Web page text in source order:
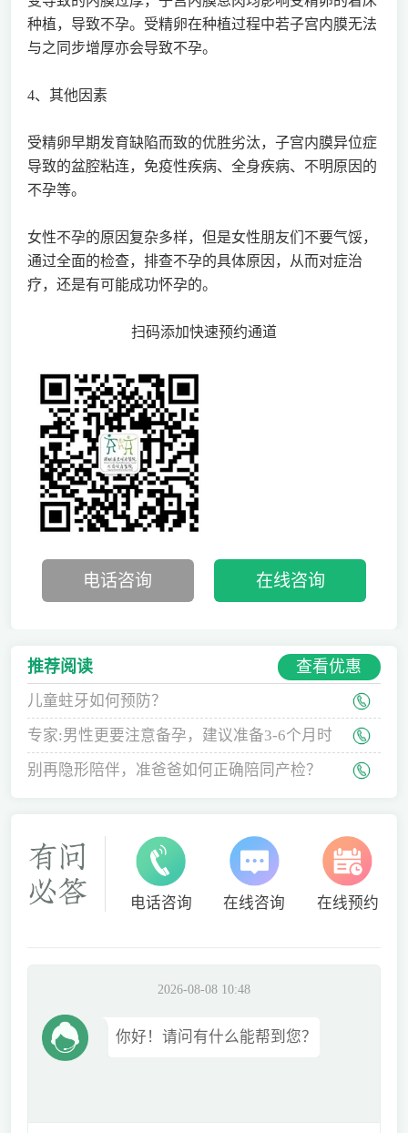
种植，导致不孕。受精卵在种植过程中若子宫内膜无法
与之同步增厚亦会导致不孕。
4、其他因素
受精卵早期发育缺陷而致的优胜劣汰，子宫内膜异位症
导致的盆腔粘连，免疫性疾病、全身疾病、不明原因的
不孕等。
女性不孕的原因复杂多样，但是女性朋友们不要气馁，
通过全面的检查，排查不孕的具体原因，从而对症治
疗，还是有可能成功怀孕的。
扫码添加快速预约通道
电话咨询 在线咨询
推荐阅读 查看优惠
儿童蛀牙如何预防？
专家:男性更要注意备孕，建议准备3-6个月时
间
别再隐形陪伴，准爸爸如何正确陪同产检？
电话咨询 在线咨询 在线预约
2026-08-08 10:48
你好！请问有什么能帮到您？